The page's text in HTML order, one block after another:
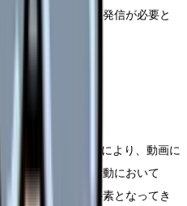
臨場感のある情報発信が必要と
トフォームの発展により、動画に
医療機関の採用活動において
ョンは不可欠な要素となってき